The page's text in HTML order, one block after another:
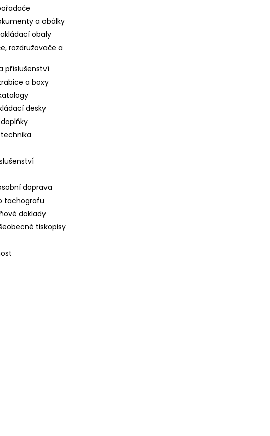
a obálky
obaly
rozdružovače a
příslušenství
a boxy
desky
doprava
tachografu
doklady
tiskopisy